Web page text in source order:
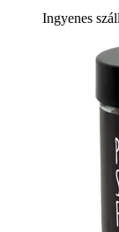
Ingyenes